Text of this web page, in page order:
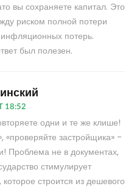
вы сохраняете капитал. Это
риском полной потери
потерь.
был полезен.
18:52
одни и те же клише!
«проверяйте застройщика» -
Проблема не в документах,
стимулирует
строится из дешевого